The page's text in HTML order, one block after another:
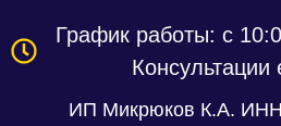
График работы: с
Консультации
ИП Микрюков К.А.